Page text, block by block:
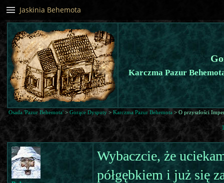
Karczma Pazur
Osada 'Pazur Behemota' > Gorące Dysputy > Karczma Pazur Behemota > O przyszłości
Wybaczcie, że
półgębkiem i już się
Jaskinia Behemota